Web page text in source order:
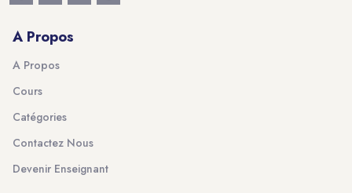
A Propos
A Propos
Cours
Catégories
Contactez Nous
Devenir Enseignant